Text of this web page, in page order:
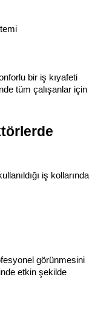
tüm çalışanlar için
iş kollarında
etkin şekilde